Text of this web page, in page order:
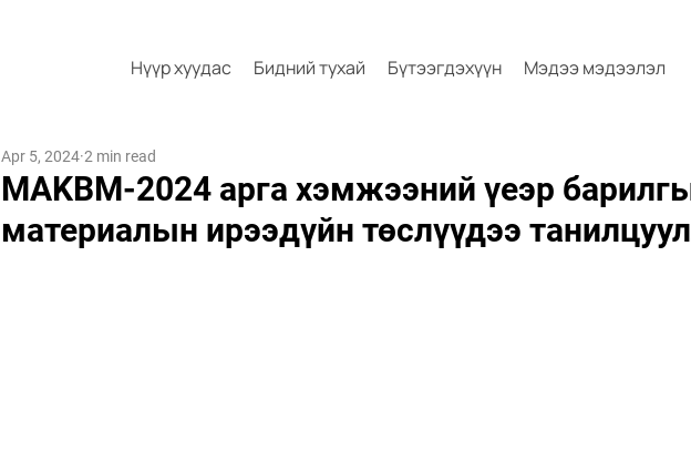
Нүүр хуудас Бидний тухай Бүтээгдэхүүн Мэдээ мэдээлэл
MAKBM-2024 арга хэмжээний үеэр
материалын ирээдүйн төслүүдээ
Apr 5, 2024 2 min read